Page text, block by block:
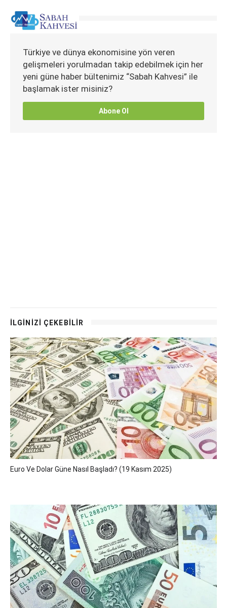
Türkiye ve dünya ekonomisine yön veren
gelişmeleri yorulmadan takip edebilmek için her
yeni güne haber bültenimiz “Sabah Kahvesi” ile
başlamak ister misiniz?
Abone Ol
İLGİNİZİ ÇEKEBİLİR
Euro Ve Dolar Güne Nasıl Başladı? (19 Kasım 2025)